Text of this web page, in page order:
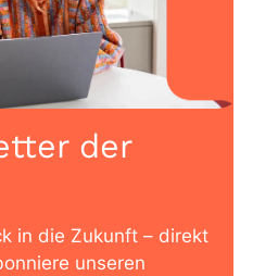
der
in die Zukunft – direkt
unseren